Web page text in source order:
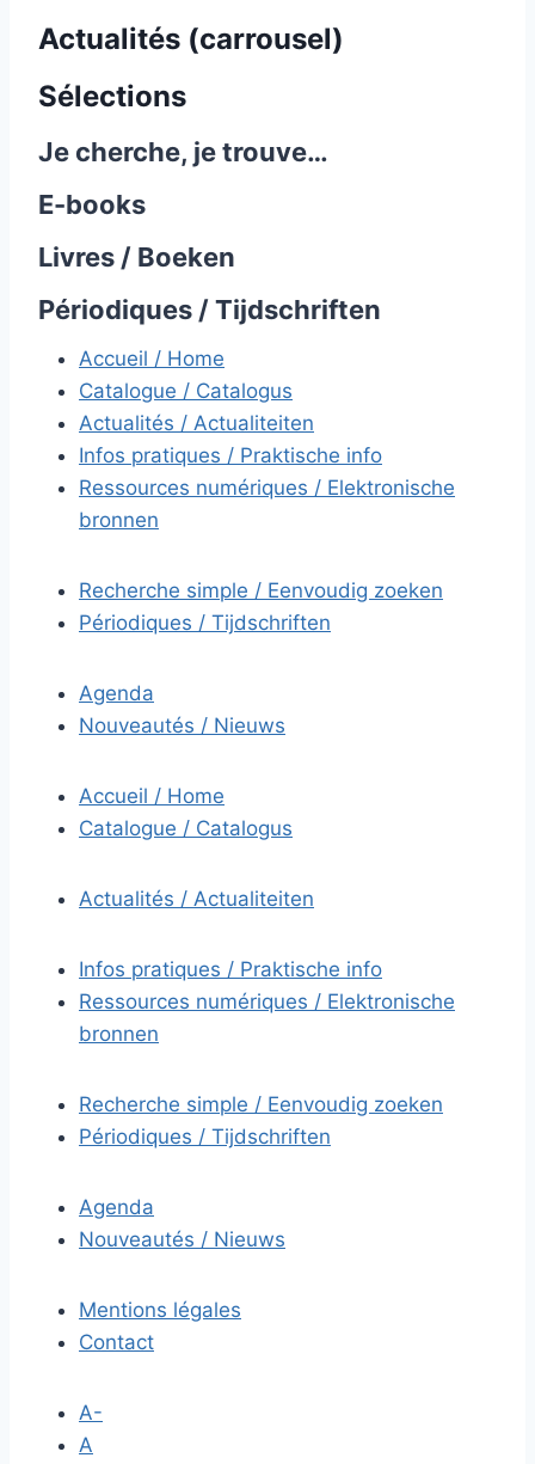
Actualités (carrousel)
Sélections
Je cherche, je trouve…
E-books
Livres / Boeken
Périodiques / Tijdschriften
Accueil / Home
Catalogue / Catalogus
Actualités / Actualiteiten
Infos pratiques / Praktische info
Ressources numériques / Elektronische
bronnen
Recherche simple / Eenvoudig zoeken
Périodiques / Tijdschriften
Agenda
Nouveautés / Nieuws
Accueil / Home
Catalogue / Catalogus
Actualités / Actualiteiten
Infos pratiques / Praktische info
Ressources numériques / Elektronische
bronnen
Recherche simple / Eenvoudig zoeken
Périodiques / Tijdschriften
Agenda
Nouveautés / Nieuws
Mentions légales
Contact
A-
A